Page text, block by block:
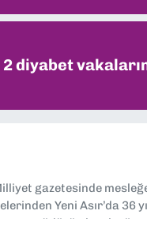
diyabet
gazetesinde
Yeni Asır’da 36
müdürü olarak görev